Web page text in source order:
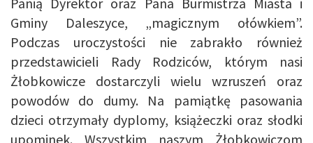
Gminy Daleszyce, „magicznym ołówkiem”.
Podczas uroczystości nie zabrakło również
przedstawicieli Rady Rodziców, którym nasi
Żłobkowicze dostarczyli wielu wzruszeń oraz
powodów do dumy. Na pamiątkę pasowania
dzieci otrzymały dyplomy, książeczki oraz słodki
upominek. Wszystkim naszym Żłobkowiczom